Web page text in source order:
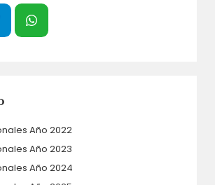
Año 2022Se
Año 2023
abre
Año 2024